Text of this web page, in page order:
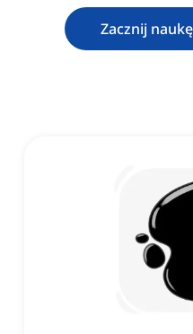
Zacznij naukę